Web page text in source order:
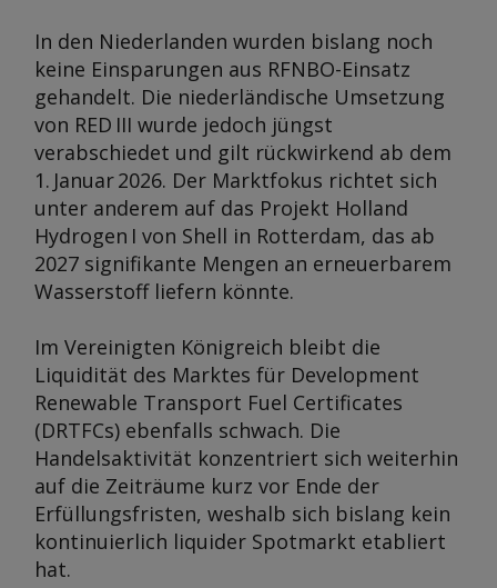
In den Niederlanden wurden bislang noch
keine Einsparungen aus RFNBO-Einsatz
gehandelt. Die niederländische Umsetzung
von RED III wurde jedoch jüngst
verabschiedet und gilt rückwirkend ab dem
1. Januar 2026. Der Marktfokus richtet sich
unter anderem auf das Projekt Holland
Hydrogen I von Shell in Rotterdam, das ab
2027 signifikante Mengen an erneuerbarem
Wasserstoff liefern könnte.
Im Vereinigten Königreich bleibt die
Liquidität des Marktes für Development
Renewable Transport Fuel Certificates
(DRTFCs) ebenfalls schwach. Die
Handelsaktivität konzentriert sich weiterhin
auf die Zeiträume kurz vor Ende der
Erfüllungsfristen, weshalb sich bislang kein
kontinuierlich liquider Spotmarkt etabliert
hat.